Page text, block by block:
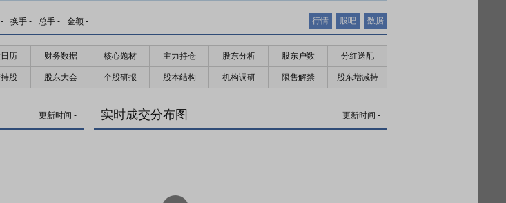
- 换手 - 总手 - 金额 - 行情 股吧 数据
历 财务数据 核心题材 主力持仓 股东分析 股东户数 分红送配
股 股东大会 个股研报 股本结构 机构调研 限售解禁 股东增减持
更新时间 - 实时成交分布图 更新时间 -